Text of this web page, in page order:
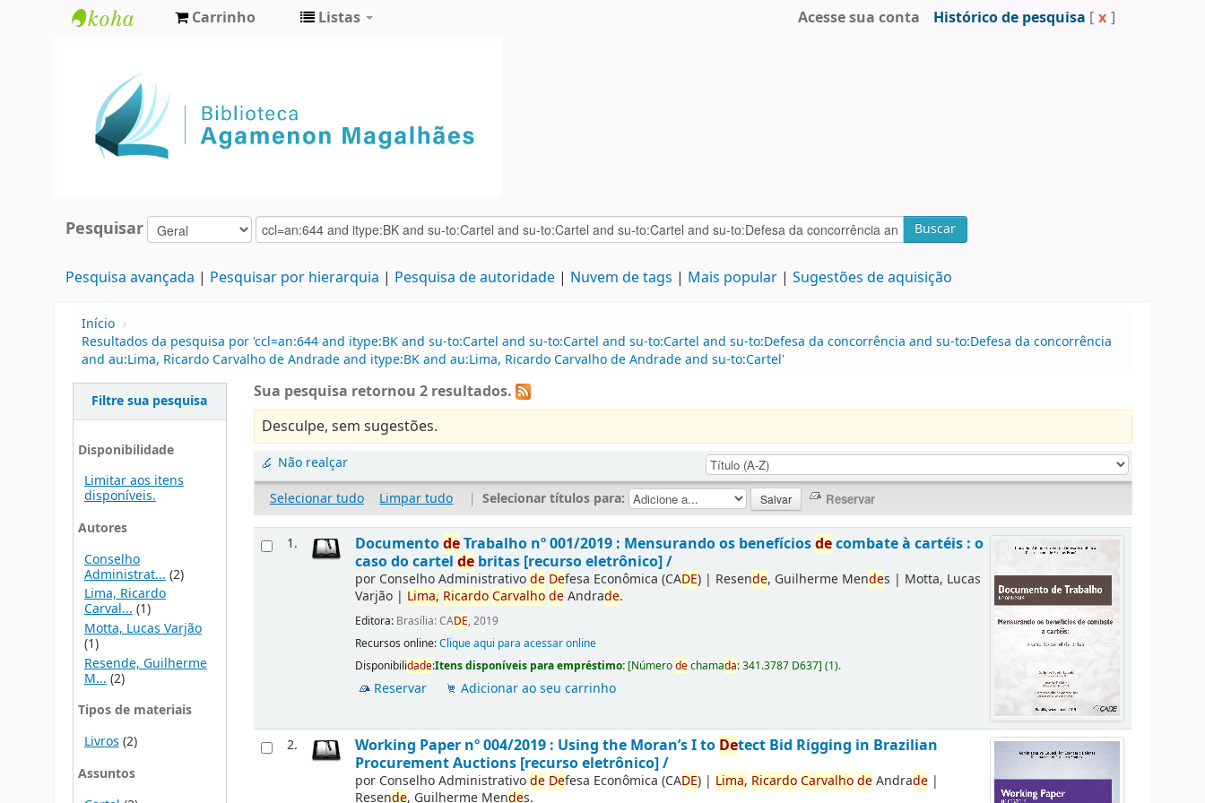
Agamenon
Magalhães
Carrinho Listas Acesse sua conta Histórico de pesquisa [ x ]
Pesquisar Buscar
Pesquisa avançada Pesquisar por hierarquia Pesquisa de autoridade Nuvem de tags Mais popular Sugestões de aquisição
Início ›
Resultados da pesquisa por 'ccl=an:644 and itype:BK and su-to:Cartel and su-to:Cartel and su-to:Cartel and su-to:Defesa da concorrência and su-to:Defesa da concorrência
and au:Lima, Ricardo Carvalho de Andrade and itype:BK and au:Lima, Ricardo Carvalho de Andrade and su-to:Cartel'
Filtre sua pesquisa
Disponibilidade
Limitar aos itens
disponíveis.
Autores
Conselho
Administrat... (2)
Lima, Ricardo
Carval...(1)
Motta, Lucas Varjão
(1)
Resende, Guilherme
M... (2)
Tipos de materiais
Livros (2)
Assuntos
Sua pesquisa retornou 2 resultados.
Desculpe, sem sugestões.
Não realçar
Selecionar tudo
Limpar tudo | Selecionar títulos para:
1. DocumentodeTrabalho nº 001/2019 : Mensurando os benefíciosdecombate à cartéis : o
caso do cartelde britas [recurso eletrônico] /
por Conselho Administrativode Defesa Econômica (CADE) | Resende, Guilherme Mendes | Motta, Lucas
Varjão | Lima, RicardoCarvalhodeAndrade.
Editora: Brasília: CADE, 2019
Recursos online:Clique aqui para acessar online
Disponibilidade:Itens disponíveis para empréstimo: [Númerodechamada:341.3787 D637](1).
Reservar Adicionar ao seu carrinho
2. Working Paper nº 004/2019 : Using the Moran’s I to Detect Bid Rigging in Brazilian
Procurement Auctions [recurso eletrônico] /
por Conselho Administrativode Defesa Econômica (CADE) | Lima, RicardoCarvalhodeAndrade |
Resende, Guilherme Mendes.